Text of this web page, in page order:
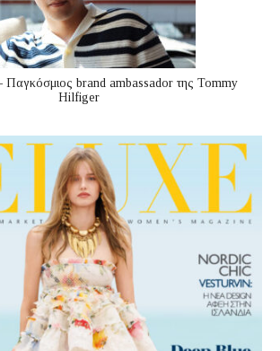
Παγκόσμιος brand ambassador της Tommy
Hilfiger